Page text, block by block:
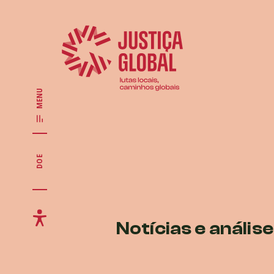
MENU
DOE
Notícias e